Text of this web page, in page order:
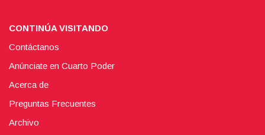
CONTINÚA VISITANDO
Contáctanos
Anúnciate en Cuarto Poder
Acerca de
Preguntas Frecuentes
Archivo